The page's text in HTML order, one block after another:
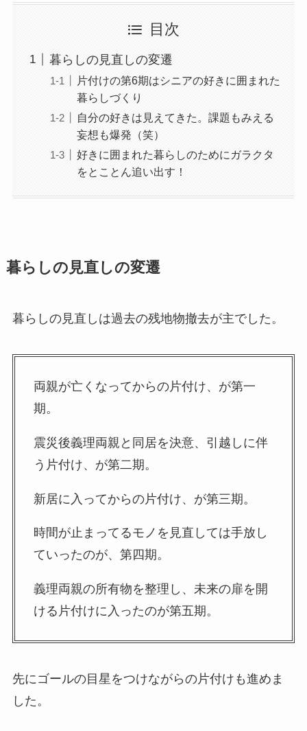
目次
暮らしの見直しの変遷
片付けの第6期はシニアの好きに囲まれた
暮らしづくり
自分の好きは見えてきた。課題もみえる
妄想も爆発（笑）
好きに囲まれた暮らしのためにガラクタ
をとことん追い出す！
暮らしの見直しの変遷
暮らしの見直しは過去の残地物撤去が主でした。
両親が亡くなってからの片付け、が第一
期。
震災後義理両親と同居を決意、引越しに伴
う片付け、が第二期。
新居に入ってからの片付け、が第三期。
時間が止まってるモノを見直しては手放し
ていったのが、第四期。
義理両親の所有物を整理し、未来の扉を開
ける片付けに入ったのが第五期。
先にゴールの目星をつけながらの片付けも進めま
した。